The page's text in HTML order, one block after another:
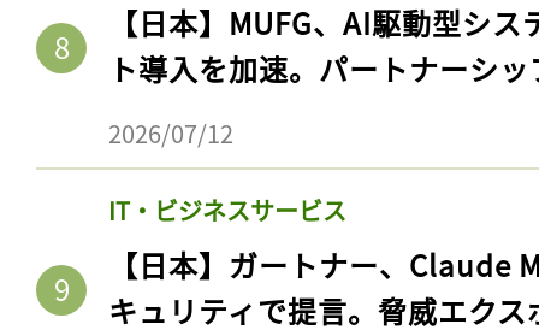
【日本】MUFG、AI駆動型シ
ト導入を加速。パートナーシ
2026/07/12
IT・ビジネスサービス
【日本】ガートナー、Claude
キュリティで提言。脅威エク